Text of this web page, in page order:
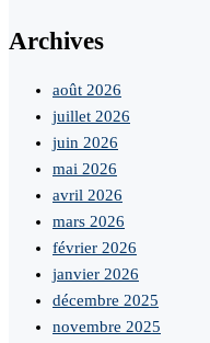
Archives
août 2026
juillet 2026
juin 2026
mai 2026
avril 2026
mars 2026
février 2026
janvier 2026
décembre 2025
novembre 2025